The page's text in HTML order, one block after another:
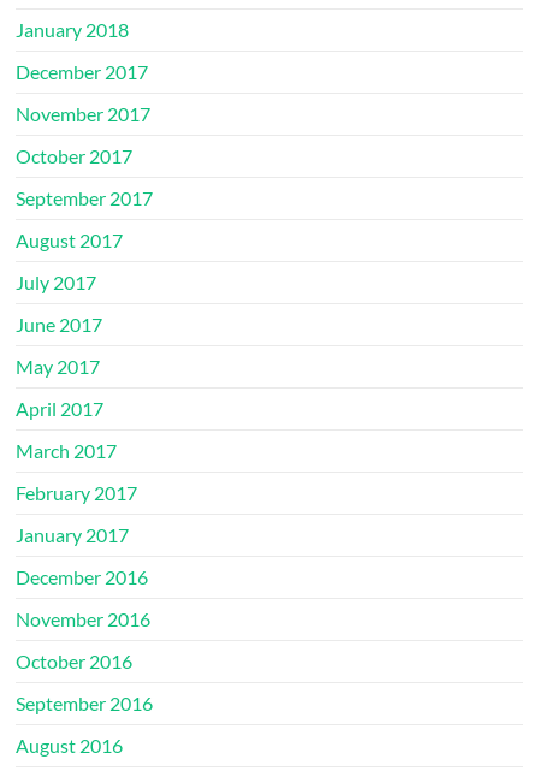
January 2018
December 2017
November 2017
October 2017
September 2017
August 2017
July 2017
June 2017
May 2017
April 2017
March 2017
February 2017
January 2017
December 2016
November 2016
October 2016
September 2016
August 2016